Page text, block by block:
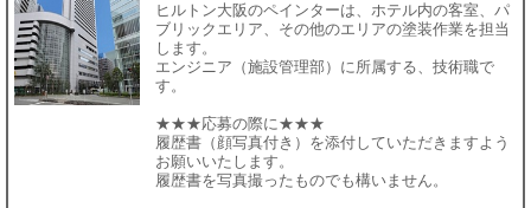
ヒルトン大阪のペインターは、ホテル内の客室、パ
ブリックエリア、その他のエリアの塗装作業を担当
します。
エンジニア（施設管理部）に所属する、技術職で
す。
★★★応募の際に★★★
履歴書（顔写真付き）を添付していただきますよう
お願いいたします。
履歴書を写真撮ったものでも構いません。